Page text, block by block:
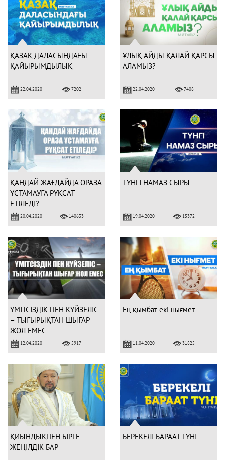
ҚАЗАҚ ДАЛАСЫНДАҒЫ
ҚАЙЫРЫМДЫЛЫҚ
22.04.2020 7202
ҰЛЫҚ АЙДЫ ҚАЛАЙ ҚАРСЫ
АЛАМЫЗ?
22.04.2020 7408
ҚАНДАЙ ЖАҒДАЙДА ОРАЗА
ҰСТАМАУҒА РҰҚСАТ
ЕТІЛЕДІ?
20.04.2020 140633
ТҮНГІ НАМАЗ СЫРЫ
19.04.2020 15372
ҮМІТСІЗДІК ПЕН КҮЙЗЕЛІС
– ТЫҒЫРЫҚТАН ШЫҒАР
ЖОЛ ЕМЕС
12.04.2020 5917
Ең қымбат екі нығмет
11.04.2020 31825
ҚИЫНДЫҚПЕН БІРГЕ
ЖЕҢІЛДІК БАР
БЕРЕКЕЛІ БАРААТ ТҮНІ